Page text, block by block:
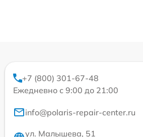
+7 (800) 301-67-48
Ежедневно с 9:00 до 21:00
info@polaris-repair-center.ru
ул. Малышева, 51